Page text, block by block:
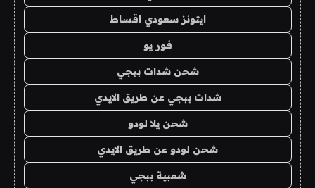
ايتونز سعودي اقساط
فور يو
شحن شدات ببجي
شدات ببجي عن طريق الايدي
شحن يلا لودو
شحن لودو عن طريق الايدي
شعبية ببجي